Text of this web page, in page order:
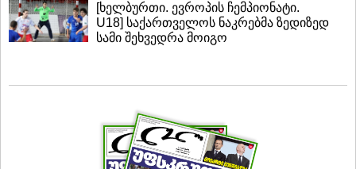
[ხელბურთი. ევროპის ჩემპიონატი.
U18] საქართველოს ნაკრებმა ზედიზედ
სამი შეხვედრა მოიგო